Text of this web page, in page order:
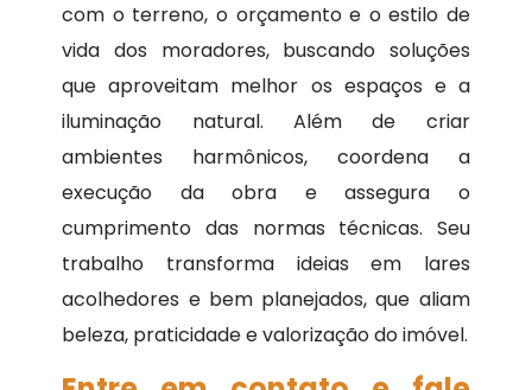
com o terreno, o orçamento e o estilo de
vida dos moradores, buscando soluções
que aproveitam melhor os espaços e a
iluminação natural. Além de criar
ambientes harmônicos, coordena a
execução da obra e assegura o
cumprimento das normas técnicas. Seu
trabalho transforma ideias em lares
acolhedores e bem planejados, que aliam
beleza, praticidade e valorização do imóvel.